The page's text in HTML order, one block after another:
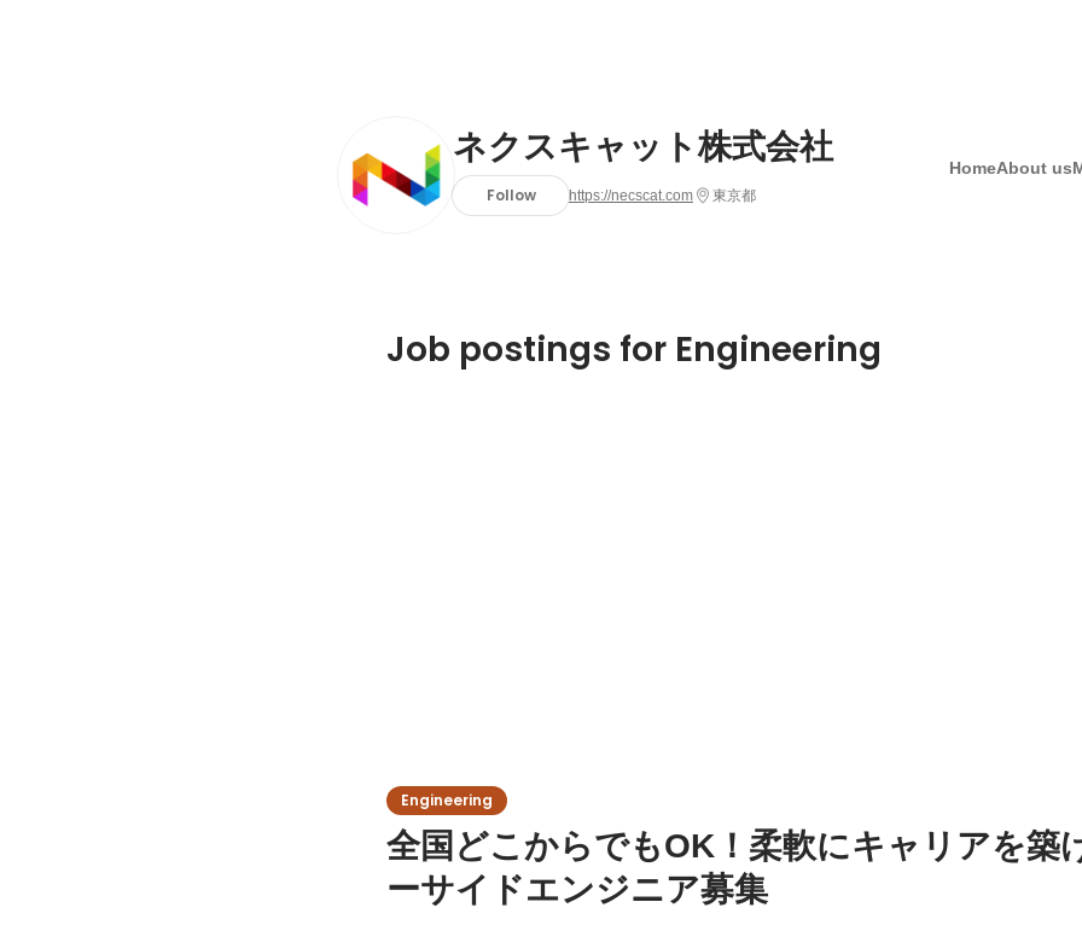
ネクスキャット株式会社
Follow https://necscat.com 東京都
HomeAbout us
Job postings for Engineering
Engineering
全国どこからでもOK！柔軟にキャリアを築
ーサイドエンジニア募集